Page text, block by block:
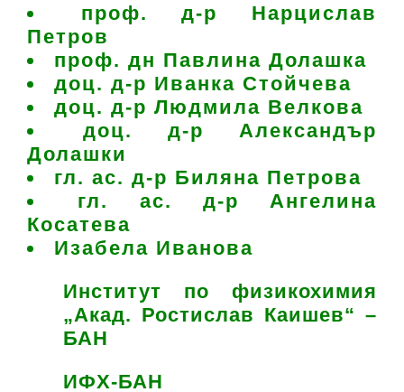
проф. д-р Нарцислав
Петров
проф. дн Павлина Долашка
доц. д-р Иванка Стойчева
доц. д-р Людмила Велкова
доц. д-р Александър
Долашки
гл. ас. д-р Биляна Петрова
гл. ас. д-р Ангелина
Косатева
Изабела Иванова
Институт по физикохимия
„Акад. Ростислав Каишев“ –
БАН
ИФХ-БАН